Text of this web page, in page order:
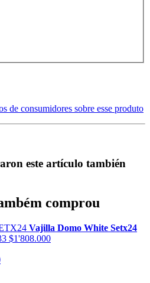
de consumidores sobre esse produto
este artículo también
comprou
Vajilla Domo White Setx24
$1'808.000